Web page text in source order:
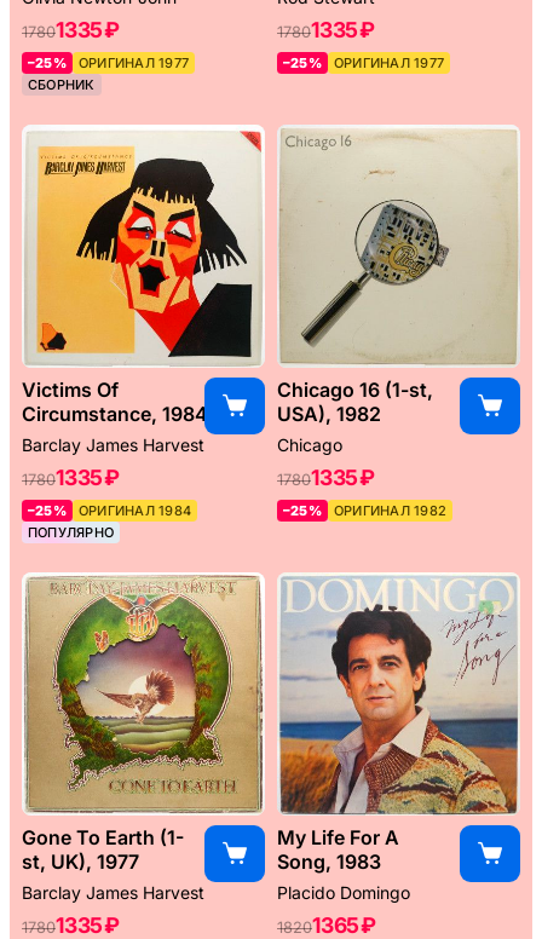
17801335 ₽
–25%
ОРИГИНАЛ 1977
СБОРНИК
17801335 ₽
–25% ОРИГИНАЛ 1977
Victims Of
Circumstance, 1984
Barclay James Harvest
17801335 ₽
–25%
ОРИГИНАЛ 1984
ПОПУЛЯРНО
Chicago 16 (1-st,
USA), 1982
Chicago
17801335 ₽
–25% ОРИГИНАЛ 1982
Gone To Earth (1-
st, UK), 1977
Barclay James Harvest
17801335 ₽
My Life For A
Song, 1983
Placido Domingo
18201365 ₽